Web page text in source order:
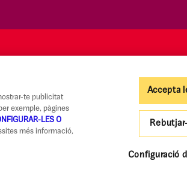
te publicitat
exemple, pàgines
LES O
més informació,
Accepta
Configuració